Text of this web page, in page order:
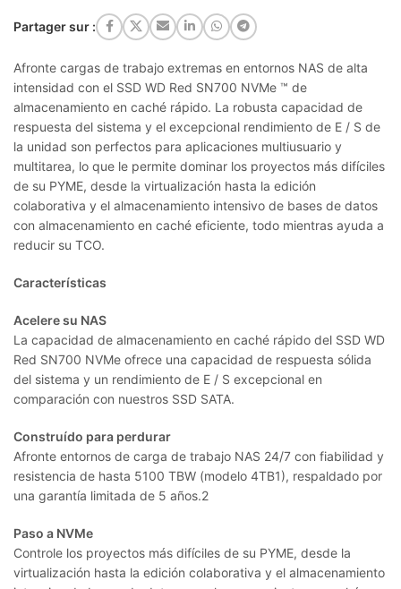
Partager sur :
Afronte cargas de trabajo extremas en entornos NAS de alta
intensidad con el SSD WD Red SN700 NVMe ™ de
almacenamiento en caché rápido. La robusta capacidad de
respuesta del sistema y el excepcional rendimiento de E / S de
la unidad son perfectos para aplicaciones multiusuario y
multitarea, lo que le permite dominar los proyectos más difíciles
de su PYME, desde la virtualización hasta la edición
colaborativa y el almacenamiento intensivo de bases de datos
con almacenamiento en caché eficiente, todo mientras ayuda a
reducir su TCO.
Características
Acelere su NAS
La capacidad de almacenamiento en caché rápido del SSD WD
Red SN700 NVMe ofrece una capacidad de respuesta sólida
del sistema y un rendimiento de E / S excepcional en
comparación con nuestros SSD SATA.
Construído para perdurar
Afronte entornos de carga de trabajo NAS 24/7 con fiabilidad y
resistencia de hasta 5100 TBW (modelo 4TB1), respaldado por
una garantía limitada de 5 años.2
Paso a NVMe
Controle los proyectos más difíciles de su PYME, desde la
virtualización hasta la edición colaborativa y el almacenamiento